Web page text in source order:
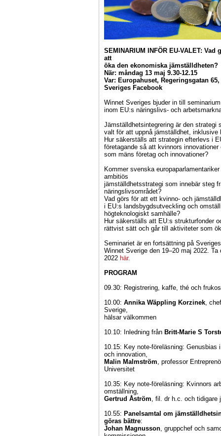
SEMINARIUM INFÖR EU-VALET:
att
öka den ekonomiska jämställdheten?
När: måndag 13 maj 9.30-12.15
Var: Europahuset, Regeringsgatan
Sveriges Facebook
Winnet Sveriges bjuder in till
inom EU:s näringslivs- och
Jämställdhetsintegrering är den strategi
valt för att uppnå jämställdhet,
Hur säkerställs att strategin efterlevs i
företagande så att kvinnors
som mäns företag och innovationer?
Kommer svenska
ambitiös
jämställdhetsstrategi som innebär steg
näringslivsområdet?
Vad görs för att ett kvinno- och
i EU:s landsbygdsutveckling och
högteknologiskt samhälle?
Hur säkerställs att EU:s strukturfonder
rättvist sätt och går till aktiviteter som
Seminariet är en fortsättning på
Winnet Sverige den 19–20 maj 2022.
2022 här.
PROGRAM
09.30: Registrering, kaffe, thé och
10.00: Annika Wäppling Korzinek,
Sverige,
hälsar välkommen
10.10: Inledning från Britt-Marie S
10.15: Key note-föreläsning:
och innovation,
Malin Malmström, professor
Universitet
10.35: Key note-föreläsning: Kvinnors
omställning,
Gertrud Åström, fil. dr h.c. och tidigare
10.55: Panelsamtal om
göras bättre:
Johan Magnusson, gruppchef och